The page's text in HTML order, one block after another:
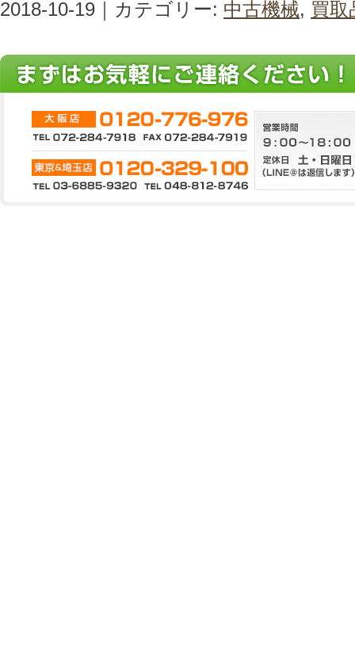
2018-10-19｜カテゴリー: 中古機械, 買取